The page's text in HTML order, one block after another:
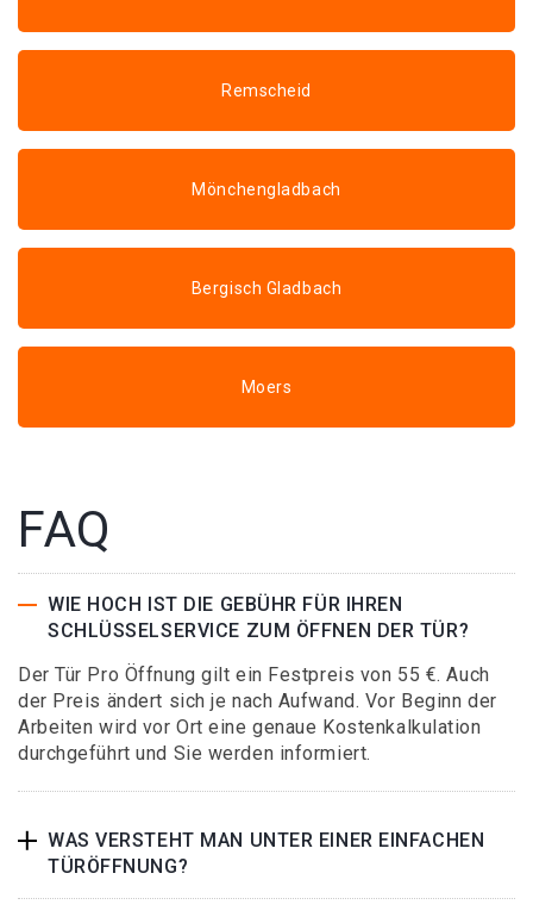
Remscheid
Mönchengladbach
Bergisch Gladbach
Moers
FAQ
WIE HOCH IST DIE GEBÜHR FÜR IHREN
SCHLÜSSELSERVICE ZUM ÖFFNEN DER TÜR?
Der Tür Pro Öffnung gilt ein Festpreis von 55 €. Auch
der Preis ändert sich je nach Aufwand. Vor Beginn der
Arbeiten wird vor Ort eine genaue Kostenkalkulation
durchgeführt und Sie werden informiert.
WAS VERSTEHT MAN UNTER EINER EINFACHEN
TÜRÖFFNUNG?